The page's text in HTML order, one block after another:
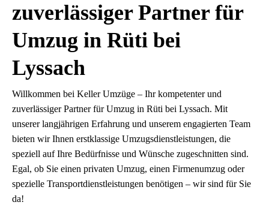
zuverlässiger Partner für
Umzug in Rüti bei
Lyssach
Willkommen bei Keller Umzüge – Ihr kompetenter und
zuverlässiger Partner für Umzug in Rüti bei Lyssach. Mit
unserer langjährigen Erfahrung und unserem engagierten Team
bieten wir Ihnen erstklassige Umzugsdienstleistungen, die
speziell auf Ihre Bedürfnisse und Wünsche zugeschnitten sind.
Egal, ob Sie einen privaten Umzug, einen Firmenumzug oder
spezielle Transportdienstleistungen benötigen – wir sind für Sie
da!